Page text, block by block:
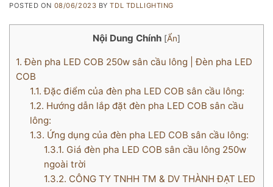
POSTED ON 08/06/2023 BYTDL TDLLIGHTING
Nội Dung Chính [Ẩn]
1. Đèn pha LED COB 250w sân cầu lông | Đèn pha LED
COB
1.1. Đặc điểm của đèn pha LED COB sân cầu lông:
1.2. Hướng dẫn lắp đặt đèn pha LED COB sân cầu
lông:
1.3. Ứng dụng của đèn pha LED COB sân cầu lông:
1.3.1. Giá đèn pha LED COB sân cầu lông 250w
ngoài trời
1.3.2. CÔNG TY TNHH TM & DV THÀNH ĐẠT LED